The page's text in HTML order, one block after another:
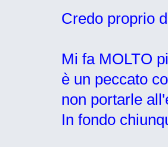
Credo proprio
Mi fa MOLTO
è un peccato
non portarle
In fondo